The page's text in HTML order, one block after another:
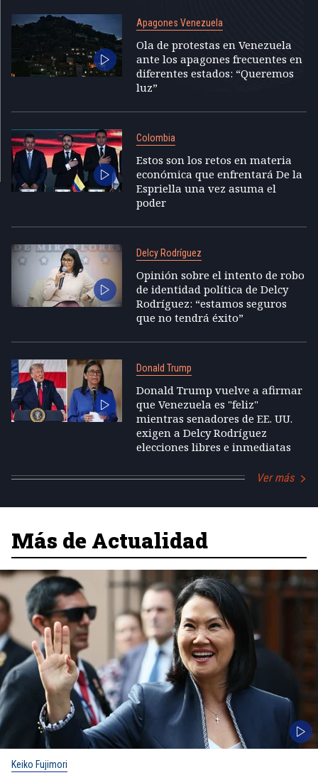
Apagones Venezuela
Ola de protestas en Venezuela
ante los apagones frecuentes en
diferentes estados: “Queremos
luz”
Colombia
Estos son los retos en materia
económica que enfrentará De la
Espriella una vez asuma el
poder
Delcy Rodríguez
Opinión sobre el intento de robo
de identidad política de Delcy
Rodríguez: “estamos seguros
que no tendrá éxito”
Donald Trump
Donald Trump vuelve a afirmar
que Venezuela es "feliz"
mientras senadores de EE. UU.
exigen a Delcy Rodríguez
elecciones libres e inmediatas
Ver más
Más de Actualidad
Keiko Fujimori